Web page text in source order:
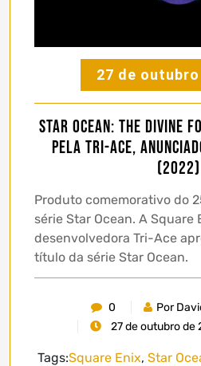
27 de outubro
Star Ocean: The Divine
pela Tri-Ace,
(2022)
Produto comemorativo do
série Star Ocean. A Square
desenvolvedora Tri-Ace
título da série Star Ocean.
0
Por
27 de outubro de
Tags:Square Enix, Star